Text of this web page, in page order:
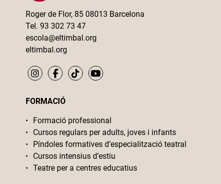
Roger de Flor, 85 08013 Barcelona
Tel. 93 302 73 47
escola@eltimbal.org
eltimbal.org
FORMACIÓ
Formació professional
Cursos regulars per adults, joves i infants
Píndoles formatives d’especialització teatral
Cursos intensius d’estiu
Teatre per a centres educatius